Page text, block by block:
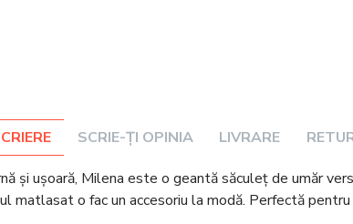
SCRIE-ȚI OPINIA LIVRARE
și ușoară, Milena este o geantă săculeț de umăr
matlasat o fac un accesoriu la modă. Perfectă